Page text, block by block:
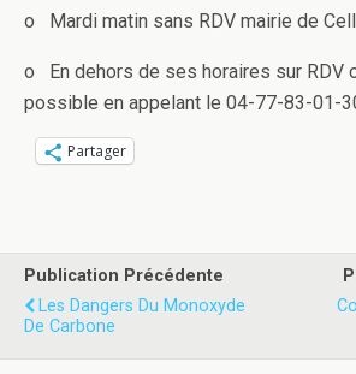
o Mardi matin sans RDV mairie de
o En dehors de ses horaires sur RDV
possible en appelant le 04-77-83-01-
Partager
Publication Précédente
Les Dangers Du Monoxyde
De Carbone